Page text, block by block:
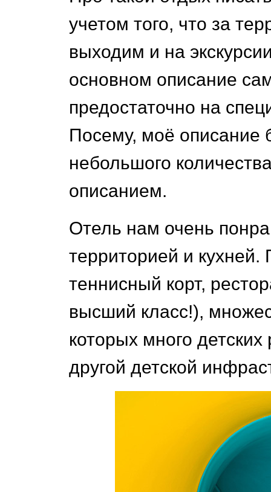
учетом того, что за
выходим и на
основном описание
предостаточно на
Посему, моё описание
небольшого
описанием.
Отель нам очень
территорией и
теннисный корт,
высший класс!),
которых много
другой детской